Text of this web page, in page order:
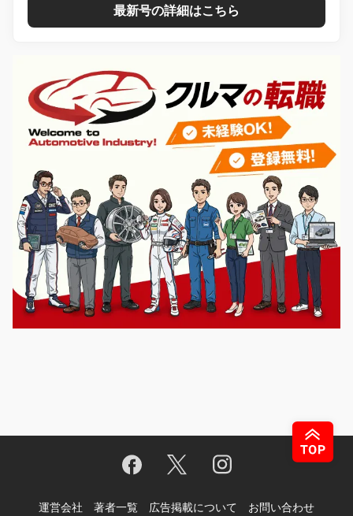
最新号の詳細はこちら
運営会社 著者一覧 広告掲載について お問い合わせ